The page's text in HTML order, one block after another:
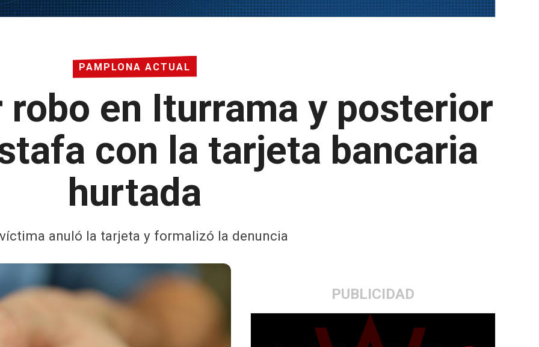
PAMPLONA ACTUAL
robo en Iturrama y posterior
con la tarjeta bancaria
hurtada
anuló la tarjeta y formalizó la denuncia
PUBLICIDAD